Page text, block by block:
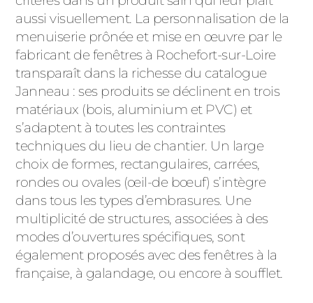
aussi visuellement. La personnalisation de la
menuiserie prônée et mise en œuvre par le
fabricant de fenêtres à Rochefort-sur-Loire
transparaît dans la richesse du catalogue
Janneau : ses produits se déclinent en trois
matériaux (bois, aluminium et PVC) et
s’adaptent à toutes les contraintes
techniques du lieu de chantier. Un large
choix de formes, rectangulaires, carrées,
rondes ou ovales (œil-de bœuf) s’intègre
dans tous les types d’embrasures. Une
multiplicité de structures, associées à des
modes d’ouvertures spécifiques, sont
également proposés avec des fenêtres à la
française, à galandage, ou encore à soufflet.